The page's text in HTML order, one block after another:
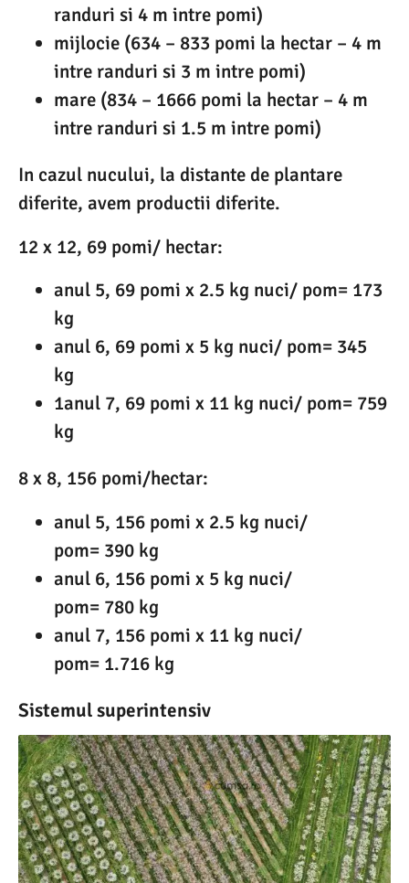
randuri si 4 m intre pomi)
mijlocie (634 – 833 pomi la hectar – 4 m
intre randuri si 3 m intre pomi)
mare (834 – 1666 pomi la hectar – 4 m
intre randuri si 1.5 m intre pomi)
In cazul nucului, la distante de plantare
diferite, avem productii diferite.
12 x 12, 69 pomi/ hectar:
anul 5, 69 pomi x 2.5 kg nuci/ pom= 173
kg
anul 6, 69 pomi x 5 kg nuci/ pom= 345
kg
1anul 7, 69 pomi x 11 kg nuci/ pom= 759
kg
8 x 8, 156 pomi/hectar:
anul 5, 156 pomi x 2.5 kg nuci/
pom= 390 kg
anul 6, 156 pomi x 5 kg nuci/
pom= 780 kg
anul 7, 156 pomi x 11 kg nuci/
pom= 1.716 kg
Sistemul superintensiv